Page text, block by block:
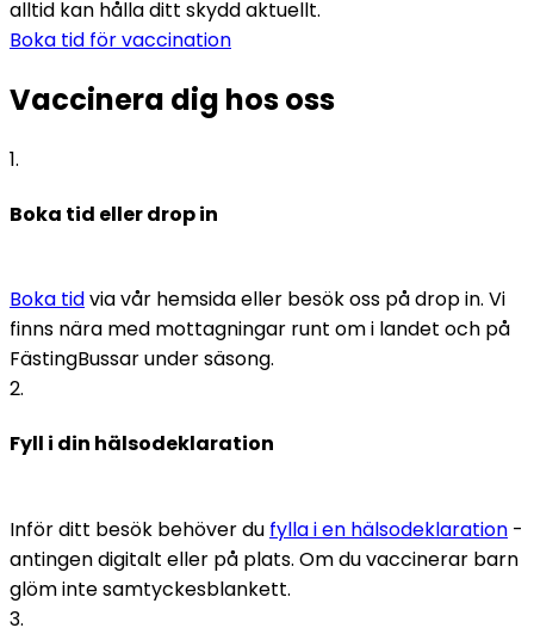
alltid kan hålla ditt skydd aktuellt.
Boka tid för vaccination
Vaccinera dig hos oss
1.
Boka tid eller drop in
Boka tid via vår hemsida eller besök oss på drop in. Vi
finns nära med mottagningar runt om i landet och på
FästingBussar under säsong.
2.
Fyll i din hälsodeklaration
Inför ditt besök behöver du fylla i en hälsodeklaration -
antingen digitalt eller på plats. Om du vaccinerar barn
glöm inte samtyckesblankett.
3.